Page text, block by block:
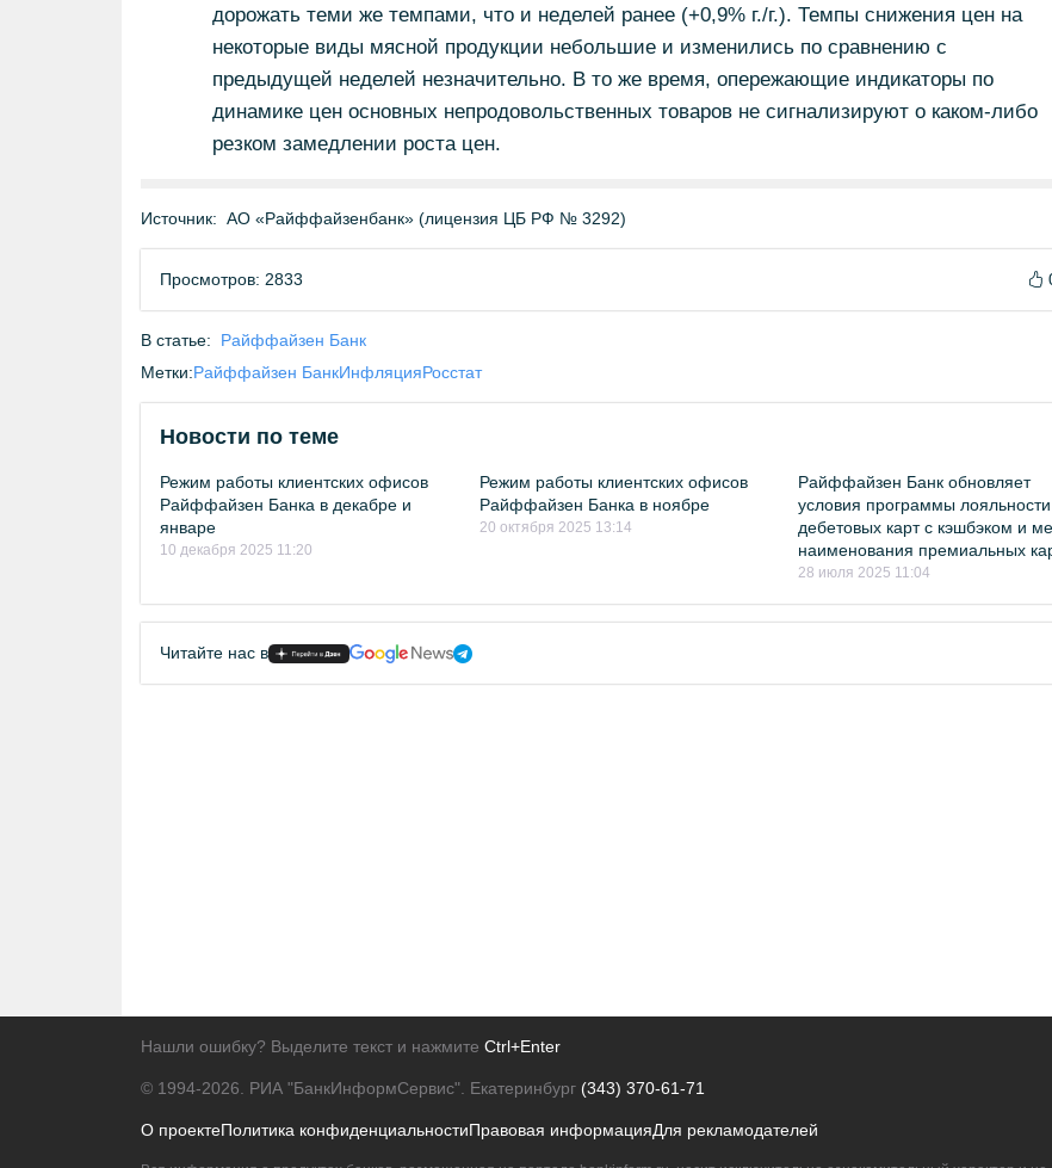
дорожать теми же темпами, что и неделей ранее (+0,9% г./г.). Темпы снижения цен на
некоторые виды мясной продукции небольшие и изменились по сравнению с
предыдущей неделей незначительно. В то же время, опережающие индикаторы по
динамике цен основных непродовольственных товаров не сигнализируют о каком-либо
резком замедлении роста цен.
Источник: АО «Райффайзенбанк» (лицензия ЦБ РФ № 3292)
Просмотров: 2833
В статье:
Райффайзен Банк
Метки:Райффайзен БанкИнфляцияРосстат
Новости по теме
Режим работы клиентских офисов
Райффайзен Банка в декабре и
январе
10 декабря 2025 11:20
Режим работы клиентских офисов
Райффайзен Банка в ноябре
20 октября 2025 13:14
Райффайзен Банк обновляет
условия программы лояльности
дебетовых карт с кэшбэком и
наименования премиальных
28 июля 2025 11:04
Читайте нас в
Нашли ошибку? Выделите текст и нажмите Ctrl+Enter
© 1994-2026. РИА "БанкИнформСервис". Екатеринбург (343) 370-61-71
О проектеПолитика конфиденциальностиПравовая информацияДля рекламодателей